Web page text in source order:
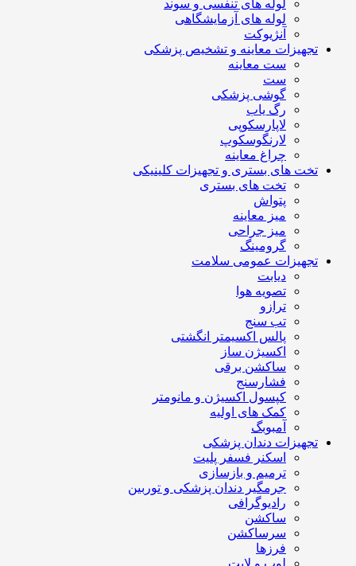
لوله های تنفسی و سوند
لوله های آزمایشگاهی
آنژیوکت
تجهیزات معاینه و تشخیص پزشکی
ست معاینه
ست
گوشی پزشکی
رگ یاب
لاپارسکوپی
لارنگوسکوپ
چراغ معاینه
تخت های بستری و تجهیزات کلینیکی
تخت های بستری
پتواش
میز معاینه
میز جراحی
گرومینگ
تجهیزات عمومی سلامت
دیابت
تصویه هوا
ترازو
تب سنج
پالس اکسیمتر انگشتی
اکسیژن ساز
ساکشن برقی
فشارسنج
کپسول اکسیژن و مانومتر
کمک های اولیه
آمبوبگ
تجهیزات دندان پزشکی
اسکنر فسفر پلیت
ترمیم و بازسازی
جرمگیر دندان پزشکی و توربین
رادیوگرافی
ساکشن
سرساکشن
فرزها
لوپ و لایت